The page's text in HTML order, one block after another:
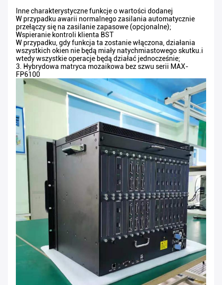
Inne charakterystyczne funkcje o wartości dodanej
W przypadku awarii normalnego zasilania automatycznie
przełączy się na zasilanie zapasowe (opcjonalne);
Wspieranie kontroli klienta BST
W przypadku, gdy funkcja ta zostanie włączona, działania
wszystkich okien nie będą miały natychmiastowego skutku.i
wtedy wszystkie operacje będą działać jednocześnie;
3. Hybrydowa matryca mozaikowa bez szwu serii MAX-
FP6100